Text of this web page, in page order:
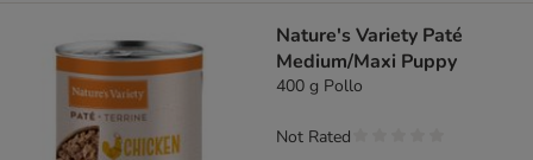
Nature's Variety Paté
Medium/Maxi Puppy
400 g Pollo
Not Rated